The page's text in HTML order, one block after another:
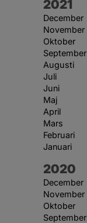
År:
2021
December
November
Oktober
September
Augusti
Juli
Juni
Maj
April
Mars
Februari
Januari
År:
2020
December
November
Oktober
September